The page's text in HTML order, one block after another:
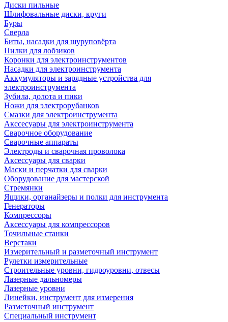
Диски пильные
Шлифовальные диски, круги
Буры
Сверла
Биты, насадки для шуруповёрта
Пилки для лобзиков
Коронки для электроинструментов
Насадки для электроинструмента
Аккумуляторы и зарядные устройства для
электроинструмента
Зубила, долота и пики
Ножи для электрорубанков
Смазки для электроинструмента
Акссесуары для электроинструмента
Сварочное оборудование
Сварочные аппараты
Электроды и сварочная проволока
Аксессуары для сварки
Маски и перчатки для сварки
Оборудование для мастерской
Стремянки
Ящики, органайзеры и полки для инструмента
Генераторы
Компрессоры
Аксессуары для компрессоров
Точильные станки
Верстаки
Измерительный и разметочный инструмент
Рулетки измерительные
Строительные уровни, гидроуровни, отвесы
Лазерные дальномеры
Лазерные уровни
Линейки, инструмент для измерения
Разметочный инструмент
Специальный инструмент